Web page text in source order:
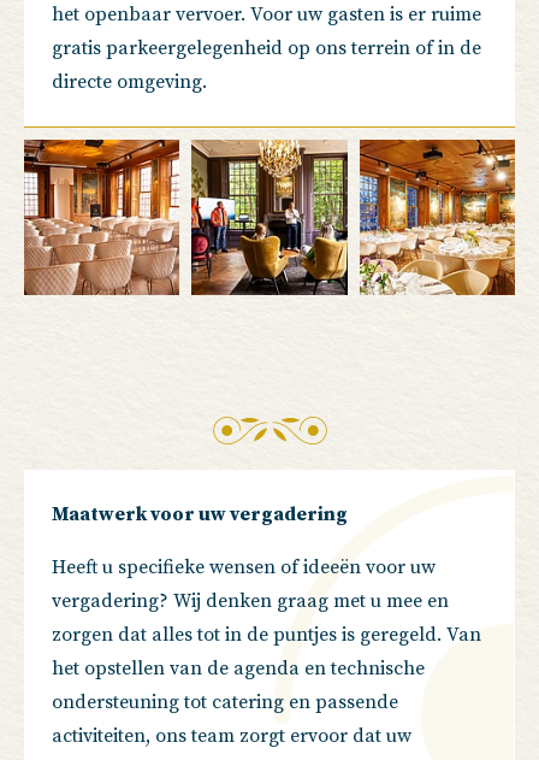
het openbaar vervoer. Voor uw gasten is er ruime
gratis parkeergelegenheid op ons terrein of in de
directe omgeving.
Maatwerk voor uw vergadering
Heeft u specifieke wensen of ideeën voor uw
vergadering? Wij denken graag met u mee en
zorgen dat alles tot in de puntjes is geregeld. Van
het opstellen van de agenda en technische
ondersteuning tot catering en passende
activiteiten, ons team zorgt ervoor dat uw